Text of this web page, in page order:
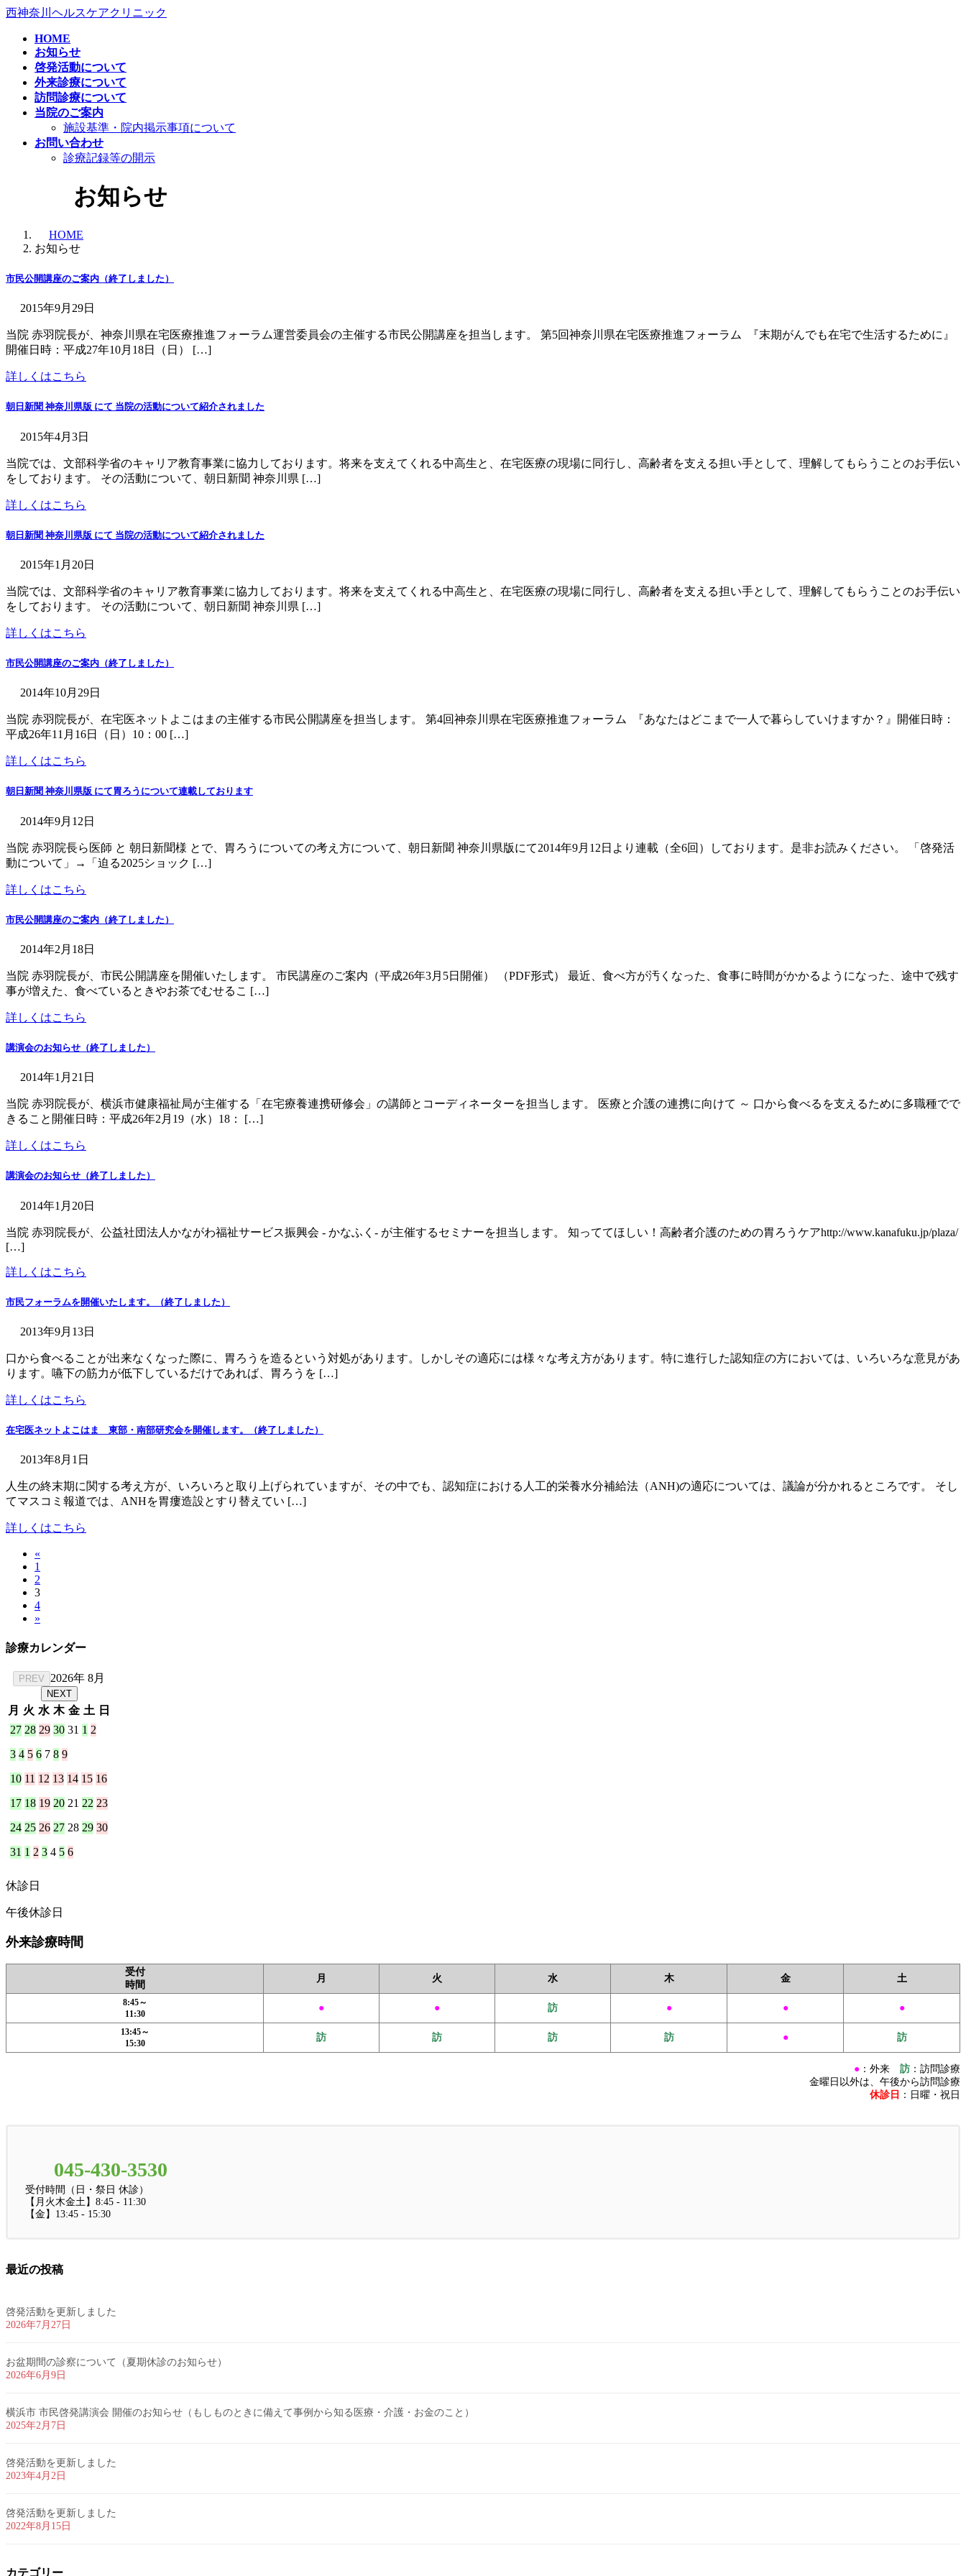
コ
ナ
西神奈川ヘルスケアクリニック
HOME
お知らせ
啓発活動について
外来診療について
訪問診療について
当院のご案内
施設基準・院内掲示事項について
お問い合わせ
診療記録等の開示
お知らせ
HOME
お知らせ
市民公開講座のご案内（終了しました）
2015年9月29日
当院 赤羽院長が、神奈川県在宅医療推進フォーラム運営委員会の主催する市民公開講座を担当します。 第5回神奈川県在宅医療推進フォーラム 『末期がんでも在宅で生活するために』
開催日時：平成27年10月18日（日） […]
詳しくはこちら
朝日新聞 神奈川県版 にて 当院の活動について紹介されました
2015年4月3日
当院では、文部科学省のキャリア教育事業に協力しております。将来を支えてくれる中高生と、在宅医療の現場に同行し、高齢者を支える担い手として、理解してもらうことのお手伝い
をしております。 その活動について、朝日新聞 神奈川県 […]
詳しくはこちら
朝日新聞 神奈川県版 にて 当院の活動について紹介されました
2015年1月20日
当院では、文部科学省のキャリア教育事業に協力しております。将来を支えてくれる中高生と、在宅医療の現場に同行し、高齢者を支える担い手として、理解してもらうことのお手伝い
をしております。 その活動について、朝日新聞 神奈川県 […]
詳しくはこちら
市民公開講座のご案内（終了しました）
2014年10月29日
当院 赤羽院長が、在宅医ネットよこはまの主催する市民公開講座を担当します。 第4回神奈川県在宅医療推進フォーラム 『あなたはどこまで一人で暮らしていけますか？』開催日時：
平成26年11月16日（日）10：00 […]
詳しくはこちら
朝日新聞 神奈川県版 にて胃ろうについて連載しております
2014年9月12日
当院 赤羽院長ら医師 と 朝日新聞様 とで、胃ろうについての考え方について、朝日新聞 神奈川県版にて2014年9月12日より連載（全6回）しております。是非お読みください。 「啓発活
動について」→「迫る2025ショック […]
詳しくはこちら
市民公開講座のご案内（終了しました）
2014年2月18日
当院 赤羽院長が、市民公開講座を開催いたします。 市民講座のご案内（平成26年3月5日開催） （PDF形式） 最近、食べ方が汚くなった、食事に時間がかかるようになった、途中で残す
事が増えた、食べているときやお茶でむせるこ […]
詳しくはこちら
講演会のお知らせ（終了しました）
2014年1月21日
当院 赤羽院長が、横浜市健康福祉局が主催する「在宅療養連携研修会」の講師とコーディネーターを担当します。 医療と介護の連携に向けて ～ 口から食べるを支えるために多職種でで
きること開催日時：平成26年2月19（水）18： […]
詳しくはこちら
講演会のお知らせ（終了しました）
2014年1月20日
当院 赤羽院長が、公益社団法人かながわ福祉サービス振興会 - かなふく- が主催するセミナーを担当します。 知っててほしい！高齢者介護のための胃ろうケアhttp://www.kanafuku.jp/plaza/
[…]
詳しくはこちら
市民フォーラムを開催いたします。（終了しました）
2013年9月13日
口から食べることが出来なくなった際に、胃ろうを造るという対処があります。しかしその適応には様々な考え方があります。特に進行した認知症の方においては、いろいろな意見があ
ります。嚥下の筋力が低下しているだけであれば、胃ろうを […]
詳しくはこちら
在宅医ネットよこはま 東部・南部研究会を開催します。（終了しました）
2013年8月1日
人生の終末期に関する考え方が、いろいろと取り上げられていますが、その中でも、認知症における人工的栄養水分補給法（ANH)の適応については、議論が分かれるところです。 そし
てマスコミ報道では、ANHを胃瘻造設とすり替えてい […]
詳しくはこちら
ー
ジ
り
«
固
定
ペ
ー
ジ
1
固
定
ペ
ー
2
固
定
ペ
ジ
3
固
定
ー
4
»
診療カレンダー
PREV 2026年 8月
NEXT
月 火 水 木 金 土 日
27 28 29 30 31 1 2
3 4 5 6 7 8 9
10 11 12 13 14 15 16
17 18 19 20 21 22 23
24 25 26 27 28 29 30
31 1 2 3 4 5 6
休診日
午後休診日
外来診療時間
受付
時間
月 火 水 木 金 土
8:45～
11:30
● ● 訪 ● ● ●
13:45～
15:30
訪 訪 訪 訪 ● 訪
● ：外来 訪 ：訪問診療
金曜日以外は、午後から訪問診療
休診日 ：日曜・祝日
045-430-3530
受付時間（日・祭日 休診）
【月火木金土】8:45 - 11:30
【金】13:45 - 15:30
最近の投稿
啓発活動を更新しました
2026年7月27日
お盆期間の診察について（夏期休診のお知らせ）
2026年6月9日
横浜市 市民啓発講演会 開催のお知らせ（もしものときに備えて事例から知る医療・介護・お金のこと）
2025年2月7日
啓発活動を更新しました
2023年4月2日
啓発活動を更新しました
2022年8月15日
カテゴリー